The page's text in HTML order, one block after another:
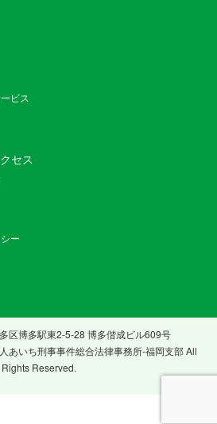
ビス
セス
ー
区博多駅東2-5-28 博多偕成ビル609号
あいち刑事事件総合法律事務所-福岡支部 All
Rights Reserved.